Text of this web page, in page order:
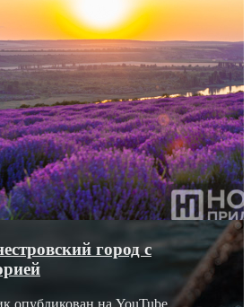
город с
опубликован на YouTube